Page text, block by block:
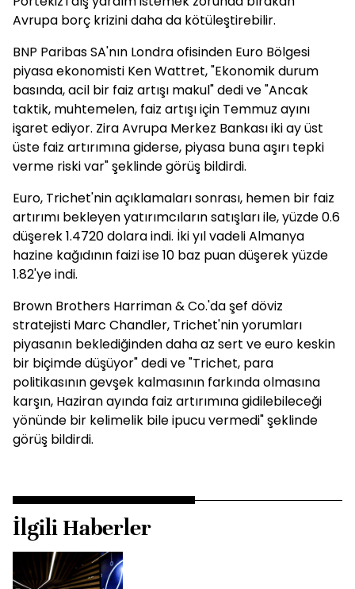
Avrupa borç krizini daha da kötüleştirebilir.
BNP Paribas SA'nın Londra ofisinden Euro Bölgesi
piyasa ekonomisti Ken Wattret, "Ekonomik durum
basında, acil bir faiz artışı makul" dedi ve "Ancak
taktik, muhtemelen, faiz artışı için Temmuz ayını
işaret ediyor. Zira Avrupa Merkez Bankası iki ay üst
üste faiz artırımına giderse, piyasa buna aşırı tepki
verme riski var" şeklinde görüş bildirdi.
Euro, Trichet'nin açıklamaları sonrası, hemen bir faiz
artırımı bekleyen yatırımcıların satışları ile, yüzde 0.6
düşerek 1.4720 dolara indi. İki yıl vadeli Almanya
hazine kağıdının faizi ise 10 baz puan düşerek yüzde
1.82'ye indi.
Brown Brothers Harriman & Co.'da şef döviz
stratejisti Marc Chandler, Trichet'nin yorumları
piyasanın beklediğinden daha az sert ve euro keskin
bir biçimde düşüyor" dedi ve "Trichet, para
politikasının gevşek kalmasının farkında olmasına
karşın, Haziran ayında faiz artırımına gidilebileceği
yönünde bir kelimelik bile ipucu vermedi" şeklinde
görüş bildirdi.
İlgili Haberler